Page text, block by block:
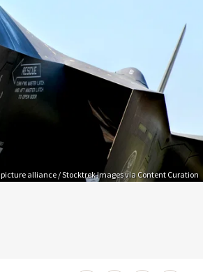
picture alliance / Stocktrek Images via Content Curation